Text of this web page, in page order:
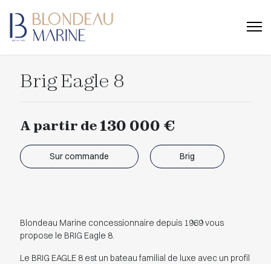
Brig Eagle 8
A partir de 130 000 €
Sur commande Brig
Blondeau Marine concessionnaire depuis 1969 vous
propose le BRIG Eagle 8.
Le BRIG EAGLE 8 est un bateau familial de luxe avec un profil